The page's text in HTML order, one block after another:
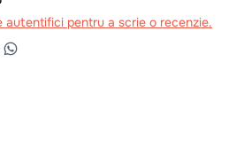
autentifici pentru a scrie o recenzie.